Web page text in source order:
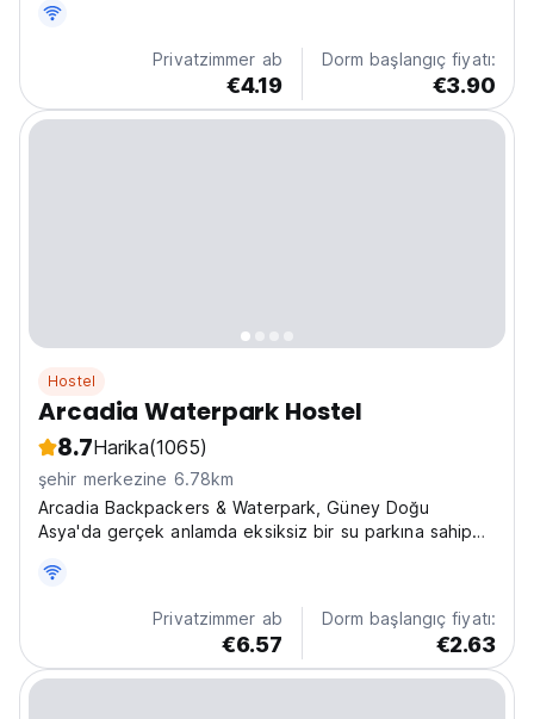
Privatzimmer ab
€4.19
Dorm başlangıç fiyatı:
€3.90
Hostel
Arcadia Waterpark Hostel
8.7Harika(1065)
şehir merkezine 6.78km
Arcadia Backpackers & Waterpark, Güney Doğu
Asya'da gerçek anlamda eksiksiz bir su parkına sahip
konukların kullanımı ücretsizdir.
Privatzimmer ab
€6.57
Dorm başlangıç fiyatı:
€2.63